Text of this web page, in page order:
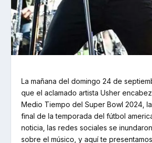
La mañana del domingo 24 de
que el aclamado artista Usher
Medio Tiempo del Super Bowl 2024,
final de la temporada del fútbol
noticia, las redes sociales se
sobre el músico, y aquí te